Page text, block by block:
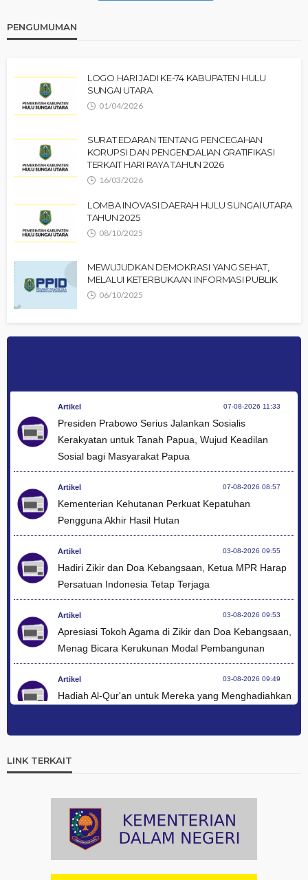
PENGUMUMAN
LOGO HARI JADI KE-74 KABUPATEN HULU
SUNGAI UTARA
01/04/2026
SURAT EDARAN TENTANG PENCEGAHAN
KORUPSI DAN PENGENDALIAN GRATIFIKASI
TERKAIT HARI RAYA TAHUN 2026
16/03/2026
LOMBA INOVASI DAERAH HULU SUNGAI UTARA
TAHUN 2025
08/10/2025
MEWUJUDKAN DEMOKRASI YANG SEHAT,
MELALUI KETERBUKAAN INFORMASI PUBLIK
06/10/2025
Artikel 07-08-2026 11:33
Presiden Prabowo Serius Jalankan Sosialis
Kerakyatan untuk Tanah Papua, Wujud Keadilan
Sosial bagi Masyarakat Papua
Artikel 07-08-2026 08:57
Kementerian Kehutanan Perkuat Kepatuhan
Pengguna Akhir Hasil Hutan
Artikel 03-08-2026 09:55
Hadiri Zikir dan Doa Kebangsaan, Ketua MPR Harap
Persatuan Indonesia Tetap Terjaga
Artikel 03-08-2026 09:53
Apresiasi Tokoh Agama di Zikir dan Doa Kebangsaan,
Menag Bicara Kerukunan Modal Pembangunan
Artikel 03-08-2026 09:49
Hadiah Al-Qur'an untuk Mereka yang Menghadiahkan
Ini Teks Lengkap Doa Kebangsaan Umat Kristen
Protestan di Monas
Artikel
Paduan Suara yang Menyatukan Harapan untuk
Indonesia
LINK TERKAIT